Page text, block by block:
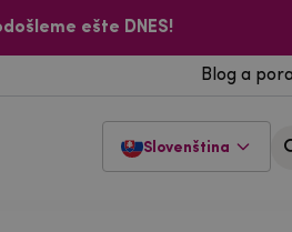
ešte DNES!
Blog a
Slovenština